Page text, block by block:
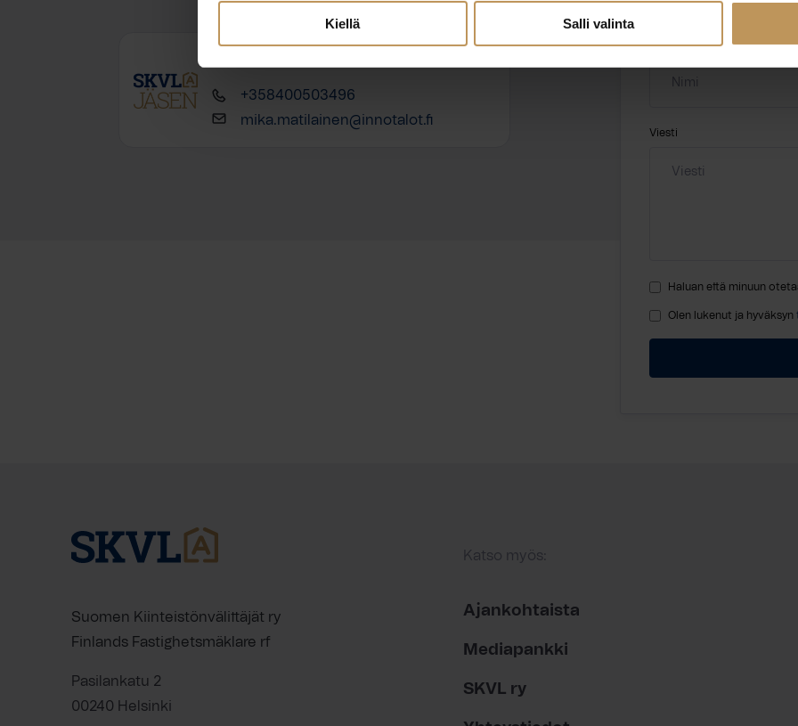
Kiellä Salli valinta
+358400503496
mika.matilainen@innotalot.fi
Nimi*
Viesti
Haluan että minuun
Olen lukenut ja hyväksyn
Suomen Kiinteistönvälittäjät ry
Finlands Fastighetsmäklare rf
Pasilankatu 2
00240 Helsinki
Katso myös:
Ajankohtaista
Mediapankki
SKVL ry